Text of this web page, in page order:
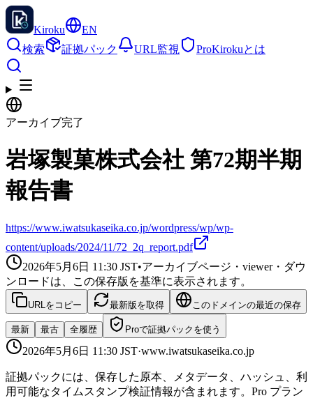
Kiroku
EN
検索
証拠パック URL監視 ProKirokuとは
アーカイブ完了
岩塚製菓株式会社 第72期半期
報告書
https://www.iwatsukaseika.co.jp/wordpress/wp/wp-
content/uploads/2024/11/72_2q_report.pdf
2026年5月6日 11:30 JST•アーカイブページ・viewer・ダウ
ンロードは、この保存版を基準に表示されます。
URLをコピー 最新版を取得 このドメインの最近の保存
最新 最古 全履歴 Proで証拠パックを使う
2026年5月6日 11:30 JST·www.iwatsukaseika.co.jp
証拠パックには、保存した原本、メタデータ、ハッシュ、利
用可能なタイムスタンプ検証情報が含まれます。Pro プラン